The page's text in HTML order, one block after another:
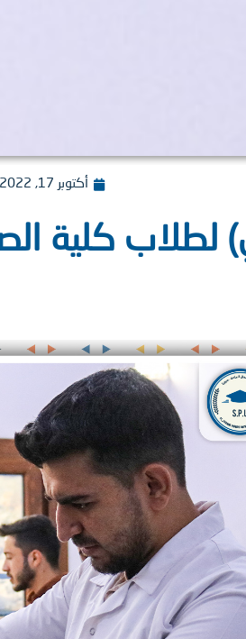
أكتوبر 17, 2022
كلية